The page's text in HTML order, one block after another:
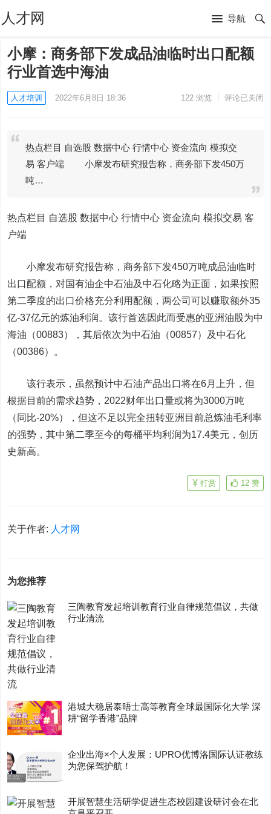
人才网 导航
小摩：商务部下发成品油临时出口配额
行业首选中海油
人才培训 2022年6月8日 18:36 122浏览 评论已关闭
热点栏目 自选股 数据中心 行情中心 资金流向 模拟交
易 客户端 小摩发布研究报告称，商务部下发450万
吨…
热点栏目 自选股 数据中心 行情中心 资金流向 模拟交易 客
户端
小摩发布研究报告称，商务部下发450万吨成品油临时
出口配额，对国有油企中石油及中石化略为正面，如果按照
第二季度的出口价格充分利用配额，两公司可以赚取额外35
亿-37亿元的炼油利润。该行首选因此而受惠的亚洲油股为中
海油 （00883），其后依次为中石油（00857）及中石化
（00386）。
该行表示，虽然预计中石油产品出口将在6月上升，但
根据目前的需求趋势，2022财年出口量或将为3000万吨
（同比-20%），但这不足以完全扭转亚洲目前总炼油毛利率
的强势，其中第二季至今的每桶平均利润为17.4美元，创历
史新高。
12 赞
打赏
关于作者: 人才网
为您推荐
三陶教育发起培训教育行业自律规范倡议，共做
行业清流
港城大稳居泰晤士高等教育全球最国际化大学 深
耕“留学香港”品牌
企业出海×个人发展：UPRO优博洛国际认证教练
为您保驾护航！
开展智慧生活研学促进生态校园建设研讨会在北